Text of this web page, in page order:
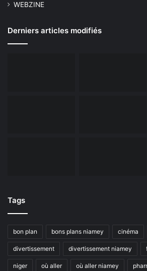
WEBZINE
Derniers articles modifiés
Tags
bon plan bons plans niamey cinéma
divertissement divertissement niamey
niger où aller où aller niamey